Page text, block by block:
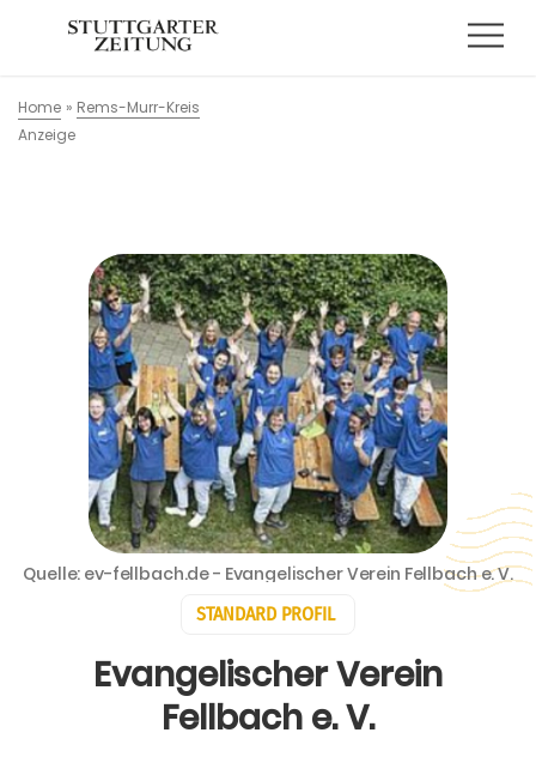
Home » Rems-Murr-Kreis
Anzeige
STANDARD PROFIL
Evangelischer Verein
Fellbach e. V.
Quelle: ev-fellbach.de - Evangelischer Verein Fellbach e. V.